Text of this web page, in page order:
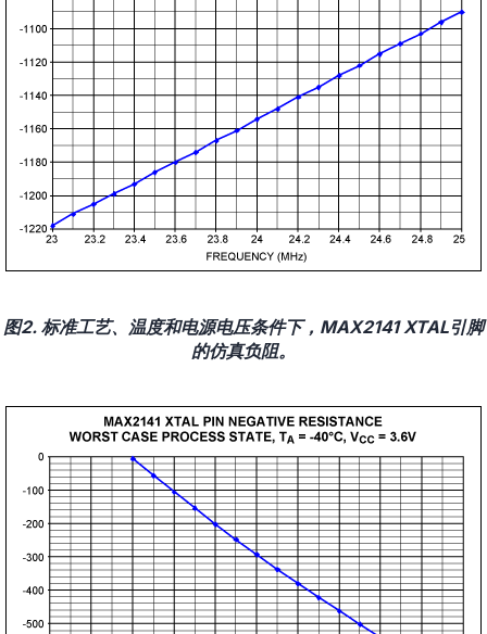
图2. 标准工艺、温度和电源电压条件下，MAX2141 XTAL引脚
的仿真负阻。